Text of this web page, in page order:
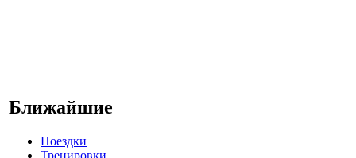
Ближайшие
Поездки
Тренировки